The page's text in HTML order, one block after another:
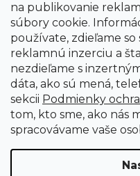
na publikovanie
súbory cookie.
používate, zdieľame
reklamnú inzerciu a
nezdieľame s
dáta, ako sú mená,
sekcii Podmienky
tom, kto sme, ako nás
spracovávame vaše